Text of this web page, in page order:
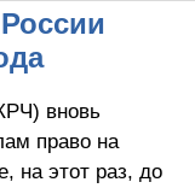
вновь
право на
на этот раз, до